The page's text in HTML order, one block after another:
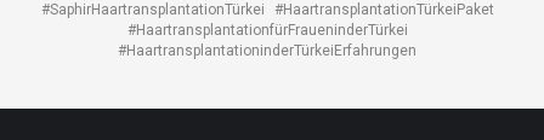
#SaphirHaartransplantationTürkei
#HaartransplantationTürkeiPaket
#HaartransplantationfürFraueninderTürkei
#HaartransplantationinderTürkeiErfahrungen